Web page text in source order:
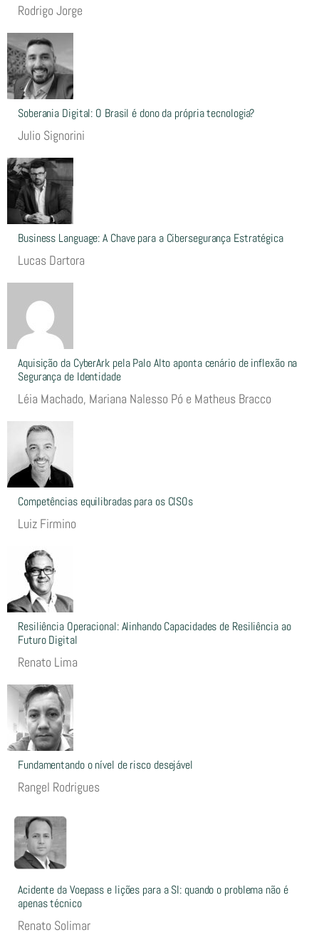
Rodrigo Jorge
Soberania Digital: O Brasil é dono da própria tecnologia?
Julio Signorini
Business Language: A Chave para a Cibersegurança Estratégica
Lucas Dartora
Aquisição da CyberArk pela Palo Alto aponta cenário de inflexão na
Segurança de Identidade
Léia Machado, Mariana Nalesso Pó e Matheus Bracco
Competências equilibradas para os CISOs
Luiz Firmino
Resiliência Operacional: Alinhando Capacidades de Resiliência ao
Futuro Digital
Renato Lima
Fundamentando o nível de risco desejável
Rangel Rodrigues
Acidente da Voepass e lições para a SI: quando o problema não é
apenas técnico
Renato Solimar